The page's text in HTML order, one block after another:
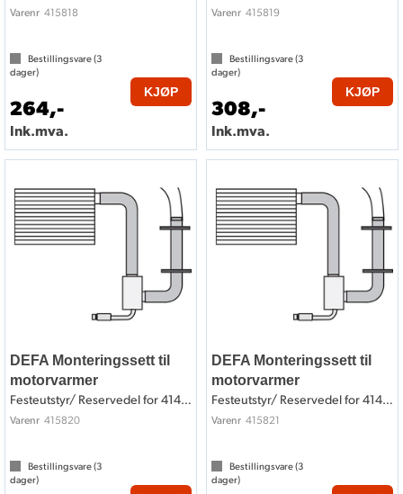
Varenr 415818
Bestillingsvare (3
dager)
264,-
Ink.mva.
KJØP
Varenr 415819
Bestillingsvare (3
dager)
308,-
Ink.mva.
KJØP
DEFA Monteringssett til
motorvarmer
Festeutstyr/ Reservedel for 414820
Varenr 415820
Bestillingsvare (3
dager)
DEFA Monteringssett til
motorvarmer
Festeutstyr/ Reservedel for 414821
Varenr 415821
Bestillingsvare (3
dager)